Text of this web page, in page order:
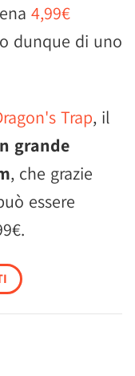
4,99€
dunque di uno
Trap, il
grande
, che grazie
essere